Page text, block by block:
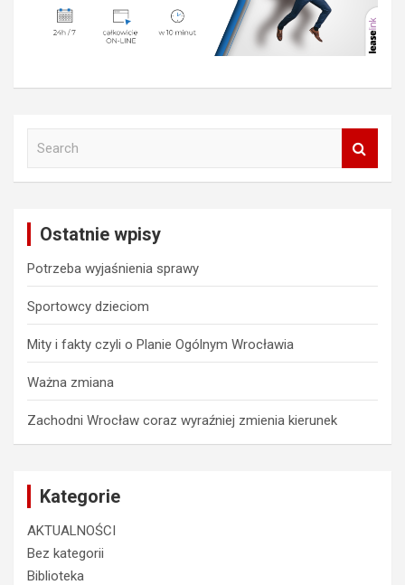
Ostatnie wpisy
Potrzeba wyjaśnienia sprawy
Sportowcy dzieciom
Mity i fakty czyli o Planie Ogólnym Wrocławia
Ważna zmiana
Zachodni Wrocław coraz wyraźniej zmienia kierunek
Kategorie
AKTUALNOŚCI
Bez kategorii
Biblioteka